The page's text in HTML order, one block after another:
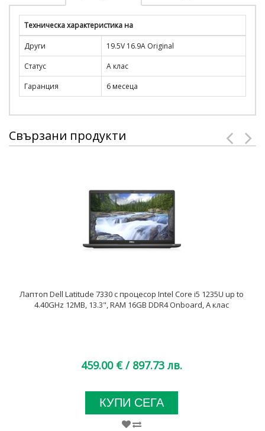
Техническа характеристика на
Други
19.5V 16.9A Original
Статус
A клас
Гаранция
6 месеца
Свързани продукти
Лаптоп Dell Latitude 7330 с процесор Intel Core i5 1235U up to
4.40GHz 12MB, 13.3", RAM 16GB DDR4 Onboard, A клас
459.00 € / 897.73 лв.
КУПИ СЕГА